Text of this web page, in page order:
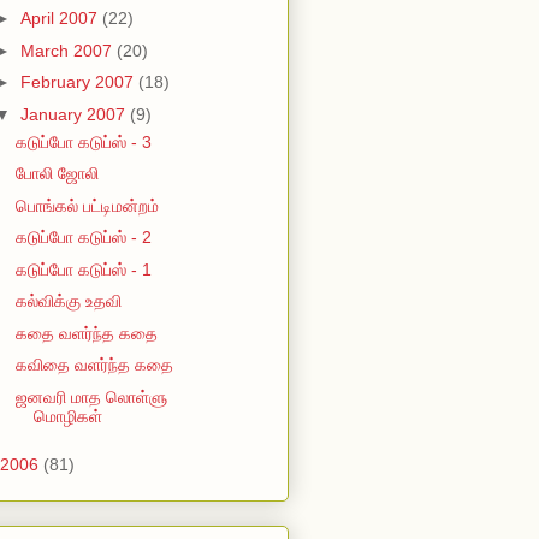
April 2007 (22)
March 2007 (20)
February 2007 (18)
January 2007 (9)
கடுப்போ கடுப்ஸ் - 3
போலி ஜோலி
பொங்கல் பட்டிமன்றம்
கடுப்போ கடுப்ஸ் - 2
கடுப்போ கடுப்ஸ் - 1
கல்விக்கு உதவி
கதை வளர்ந்த கதை
கவிதை வளர்ந்த கதை
ஜனவரி மாத லொள்ளு
மொழிகள்
2006 (81)